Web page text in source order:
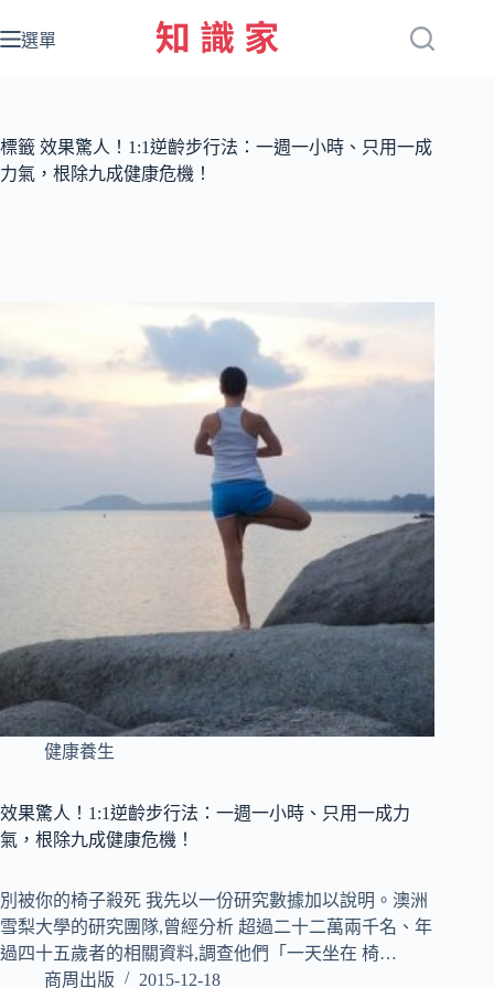
至
容
選單
標籤 效果驚人！1:1逆齡步行法：一週一小時、只用一成
力氣，根除九成健康危機！
健康養生
效果驚人！1:1逆齡步行法：一週一小時、只用一成力
氣，根除九成健康危機！
別被你的椅子殺死 我先以一份研究數據加以說明。澳洲
雪梨大學的研究團隊,曾經分析 超過二十二萬兩千名、年
過四十五歲者的相關資料,調查他們「一天坐在 椅…
商周出版
2015-12-18